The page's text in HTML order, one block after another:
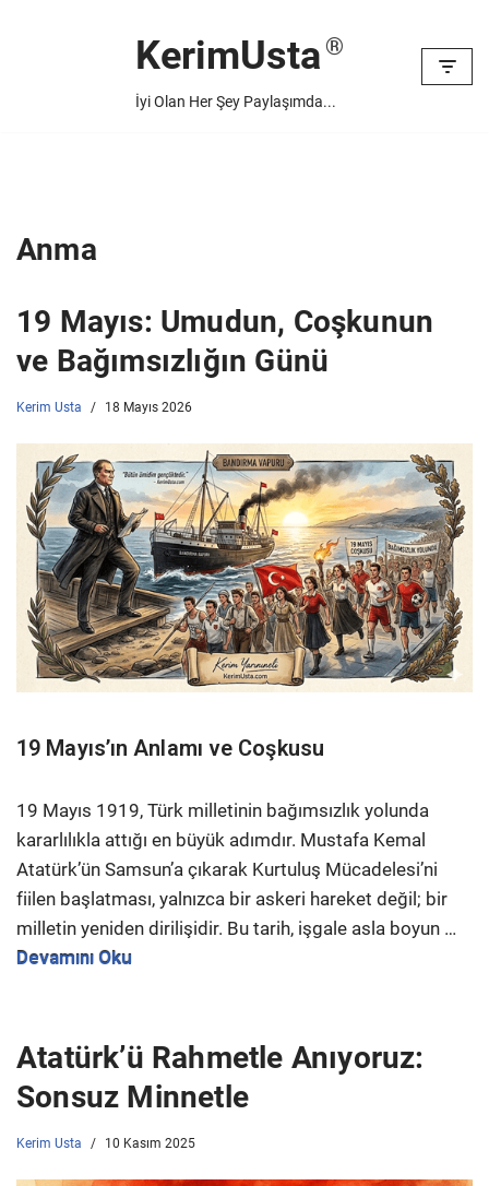
KerimUsta
İyi Olan Her Şey Paylaşımda...
Anma
19 Mayıs: Umudun, Coşkunun
ve Bağımsızlığın Günü
Kerim Usta 18 Mayıs 2026
19 Mayıs’ın Anlamı ve Coşkusu
19 Mayıs 1919, Türk milletinin bağımsızlık yolunda
kararlılıkla attığı en büyük adımdır. Mustafa Kemal
Atatürk’ün Samsun’a çıkarak Kurtuluş Mücadelesi’ni
fiilen başlatması, yalnızca bir askeri hareket değil; bir
milletin yeniden dirilişidir. Bu tarih, işgale asla boyun …
Devamını Oku
Atatürk’ü Rahmetle Anıyoruz:
Sonsuz Minnetle
Kerim Usta 10 Kasım 2025